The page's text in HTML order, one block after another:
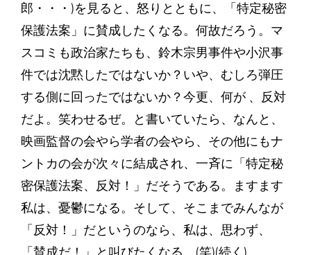
郎・・・)を見ると、怒りとともに、「特定秘密
保護法案」に賛成したくなる。何故だろう。マ
スコミも政治家たちも、鈴木宗男事件や小沢事
件では沈黙したではないか？いや、むしろ弾圧
する側に回ったではないか？今更、何が 、反対
だよ。笑わせるぜ。と書いていたら、なんと、
映画監督の会やら学者の会やら、その他にもナ
ントカの会が次々に結成され、一斉に「特定秘
密保護法案、反対！」だそうである。ますます
私は、憂鬱になる。そして、そこまでみんなが
「反対！」だというのなら、私は、思わず、